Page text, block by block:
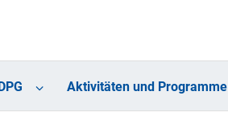
Aktivitäten und Programme